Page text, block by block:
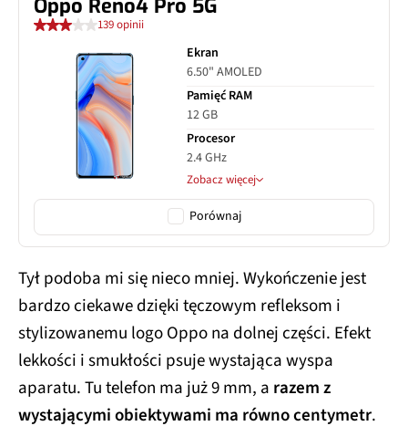
Oppo Reno4 Pro 5G
139 opinii
Ekran
6.50" AMOLED
Pamięć RAM
12 GB
Procesor
2.4 GHz
Zobacz więcej
Porównaj
Tył podoba mi się nieco mniej. Wykończenie jest
bardzo ciekawe dzięki tęczowym refleksom i
stylizowanemu logo Oppo na dolnej części. Efekt
lekkości i smukłości psuje wystająca wyspa
aparatu. Tu telefon ma już 9 mm, a razem z
wystającymi obiektywami ma równo centymetr.